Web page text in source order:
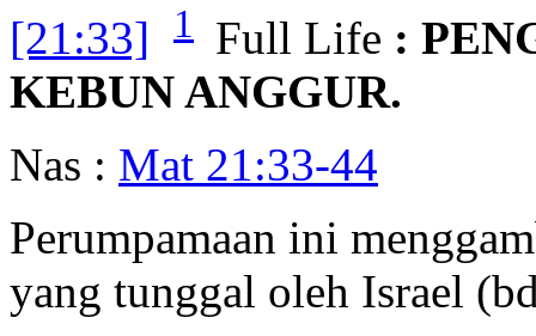
[21:33]
1 Full Life :
KEBUN ANGGUR.
Nas : Mat 21:33-44
Perumpamaan ini
yang tunggal oleh Israel